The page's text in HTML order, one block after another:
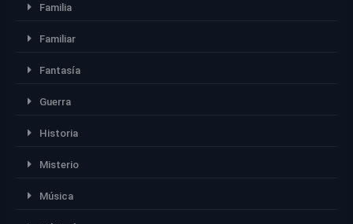
Familia
Familiar
Fantasía
Guerra
Historia
Misterio
Música